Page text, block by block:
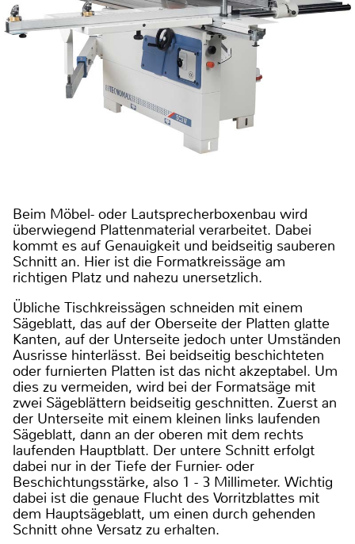
Beim Möbel- oder Lautsprecherboxenbau wird
überwiegend Plattenmaterial verarbeitet. Dabei
kommt es auf Genauigkeit und beidseitig sauberen
Schnitt an. Hier ist die Formatkreissäge am
richtigen Platz und nahezu unersetzlich.
Übliche Tischkreissägen schneiden mit einem
Sägeblatt, das auf der Oberseite der Platten glatte
Kanten, auf der Unterseite jedoch unter Umständen
Ausrisse hinterlässt. Bei beidseitig beschichteten
oder furnierten Platten ist das nicht akzeptabel. Um
dies zu vermeiden, wird bei der Formatsäge mit
zwei Sägeblättern beidseitig geschnitten. Zuerst an
der Unterseite mit einem kleinen links laufenden
Sägeblatt, dann an der oberen mit dem rechts
laufenden Hauptblatt. Der untere Schnitt erfolgt
dabei nur in der Tiefe der Furnier- oder
Beschichtungsstärke, also 1 - 3 Millimeter. Wichtig
dabei ist die genaue Flucht des Vorritzblattes mit
dem Hauptsägeblatt, um einen durch gehenden
Schnitt ohne Versatz zu erhalten.